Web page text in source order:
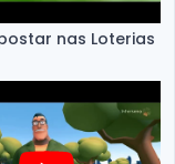
nas Loterias